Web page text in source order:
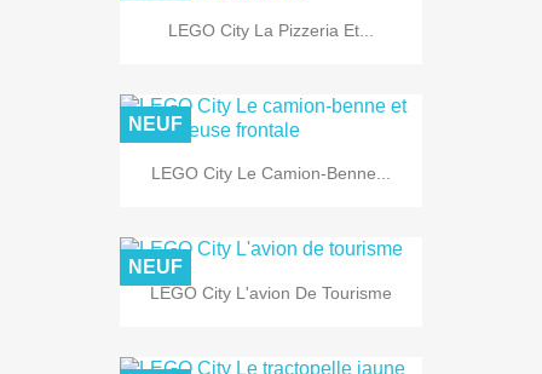
LEGO City La Pizzeria Et...
LEGO City Le Camion-Benne...
NEUF
LEGO City L'avion De Tourisme
NEUF